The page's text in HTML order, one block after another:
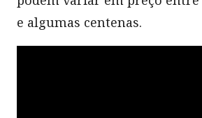
e algumas centenas.